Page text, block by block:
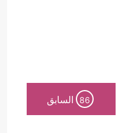
86 السابق